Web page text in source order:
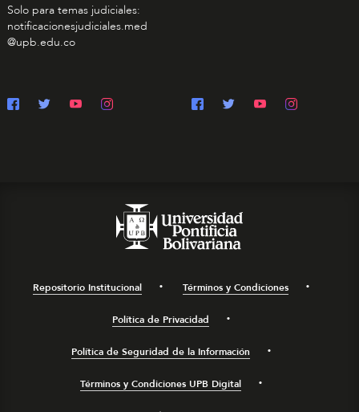
Solo para temas judiciales:
notificacionesjudiciales.med
@upb.edu.co
Repositorio Institucional Términos y Condiciones
Política de Privacidad
Política de Seguridad de la Información
Términos y Condiciones UPB Digital